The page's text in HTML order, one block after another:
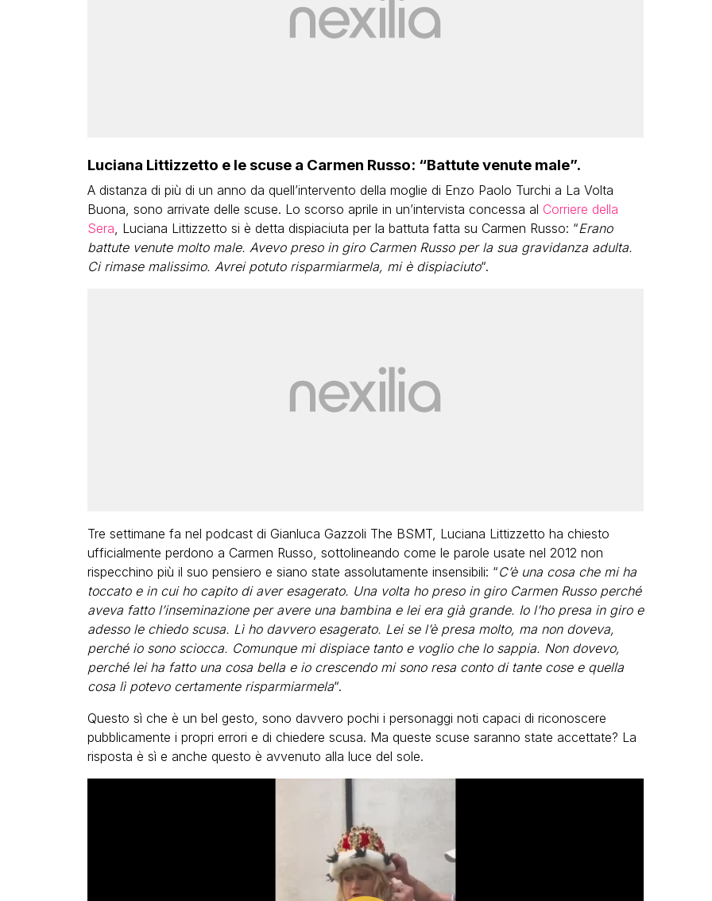
Luciana Littizzetto e le scuse a Carmen Russo: “Battute venute male”.
A distanza di più di un anno da quell’intervento della moglie di Enzo Paolo Turchi a La Volta
Buona, sono arrivate delle scuse. Lo scorso aprile in un’intervista concessa al Corriere della
Sera, Luciana Littizzetto si è detta dispiaciuta per la battuta fatta su Carmen Russo: “Erano
battute venute molto male. Avevo preso in giro Carmen Russo per la sua gravidanza adulta.
Ci rimase malissimo. Avrei potuto risparmiarmela, mi è dispiaciuto“.
Tre settimane fa nel podcast di Gianluca Gazzoli The BSMT, Luciana Littizzetto ha chiesto
ufficialmente perdono a Carmen Russo, sottolineando come le parole usate nel 2012 non
rispecchino più il suo pensiero e siano state assolutamente insensibili: “C’è una cosa che mi ha
toccato e in cui ho capito di aver esagerato. Una volta ho preso in giro Carmen Russo perché
aveva fatto l’inseminazione per avere una bambina e lei era già grande. Io l’ho presa in giro e
adesso le chiedo scusa. Lì ho davvero esagerato. Lei se l’è presa molto, ma non doveva,
perché io sono sciocca. Comunque mi dispiace tanto e voglio che lo sappia. Non dovevo,
perché lei ha fatto una cosa bella e io crescendo mi sono resa conto di tante cose e quella
cosa lì potevo certamente risparmiarmela“.
Questo sì che è un bel gesto, sono davvero pochi i personaggi noti capaci di riconoscere
pubblicamente i propri errori e di chiedere scusa. Ma queste scuse saranno state accettate? La
risposta è sì e anche questo è avvenuto alla luce del sole.